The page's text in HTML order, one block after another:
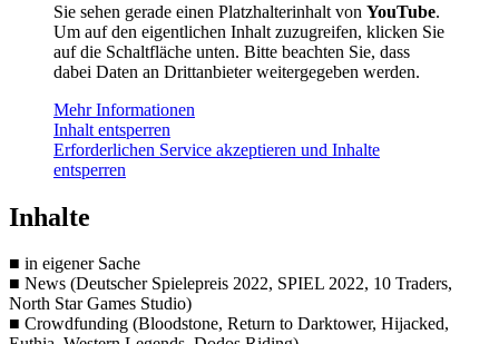
Sie sehen gerade einen Platzhalterinhalt von YouTube.
Um auf den eigentlichen Inhalt zuzugreifen, klicken Sie
auf die Schaltfläche unten. Bitte beachten Sie, dass
dabei Daten an Drittanbieter weitergegeben werden.
Mehr Informationen
Inhalt entsperren
Erforderlichen Service akzeptieren und Inhalte
entsperren
Inhalte
■ in eigener Sache
■ News (Deutscher Spielepreis 2022, SPIEL 2022, 10 Traders,
North Star Games Studio)
■ Crowdfunding (Bloodstone, Return to Darktower, Hijacked,